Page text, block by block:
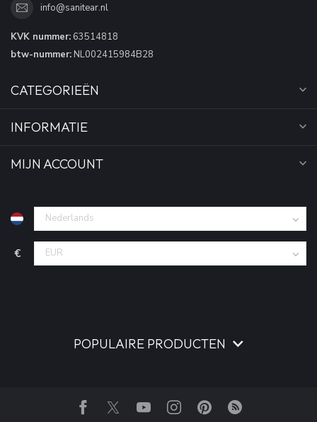
info@sanitear.nl
KVK nummer: 63514818
btw-nummer: NL002415984B28
CATEGORIEËN
INFORMATIE
MIJN ACCOUNT
€
POPULAIRE PRODUCTEN